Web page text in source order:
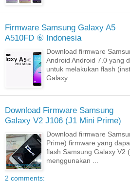
Firmware Samsung Galaxy A5
A510FD ⑥ Indonesia
Download firmware
Android Android 7.0 yang
untuk melakukan flash
Galaxy ...
Download Firmware Samsung
Galaxy V2 J106 (J1 Mini Prime)
Download firmware
Prime) firmware yang
flash Samsung Galaxy V2
menggunakan ...
2 comments: